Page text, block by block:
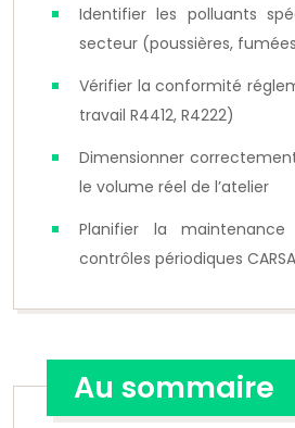
Identifier les polluants
secteur (poussières,
Vérifier la conformité
travail R4412, R4222)
Dimensionner
le volume réel de l’atelier
Planifier la
contrôles périodiques
Au sommaire